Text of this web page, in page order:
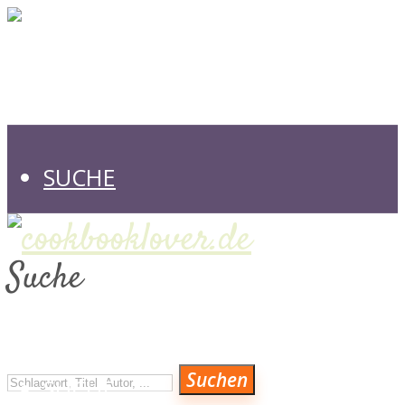
SUCHE
Suche
Suchen
SUCHE